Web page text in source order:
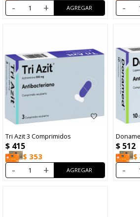
- + -
Tri Azit 3 Comprimidos
$ 415
$ 353
- +
$ 512
$
-